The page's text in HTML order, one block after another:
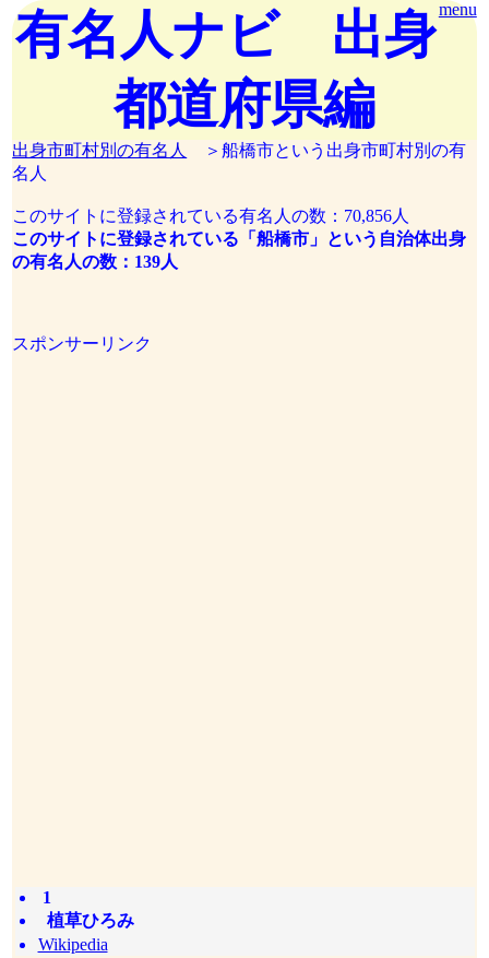
menu
有名人ナビ 出身
都道府県編
出身市町村別の有名人
＞船橋市という出身市町村別の有
名人
このサイトに登録されている有名人の数：70,856人
このサイトに登録されている「船橋市」という自治体出身
の有名人の数：139人
スポンサーリンク
1
植草ひろみ
Wikipedia